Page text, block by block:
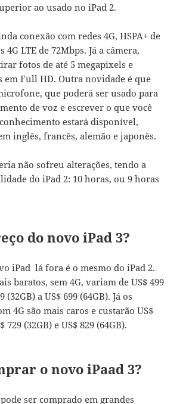
ao usado no iPad 2.
conexão com redes 4G, HSPA+ de
4G LTE de 72Mbps. Já a câmera,
fotos de até 5 megapixels e
em Full HD. Outra novidade é que
que poderá ser usado para
de voz e escrever o que você
estará disponível,
inglês, francês, alemão e japonês.
não sofreu alterações, tendo a
do iPad 2: 10 horas, ou 9 horas
do novo iPad 3?
iPad lá fora é o mesmo do iPad 2.
baratos, sem 4G, variam de US$ 499
(32GB) a US$ 699 (64GB). Já os
4G são mais caros e custarão US$
729 (32GB) e US$ 829 (64GB).
o novo iPaad 3?
ser comprado em grandes